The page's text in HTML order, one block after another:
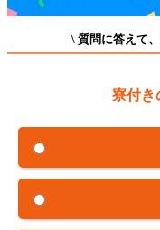
\ 質問に答えて、
寮付き